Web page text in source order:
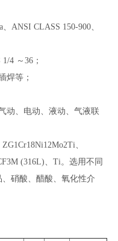
ANSI CLASS 150-900、
4 ～36；
焊等；
动、电动、液动、气液联
、
(316L)、Ti。选用不同
硝酸、醋酸、氧化性介